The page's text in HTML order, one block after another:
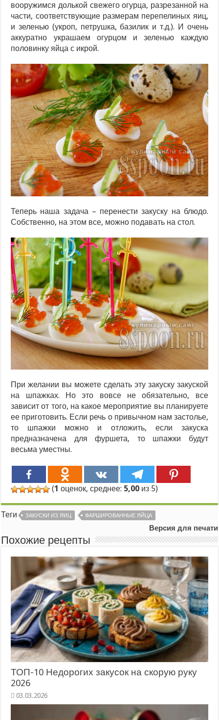
вооружимся долькой свежего огурца, разрезанной на
части, соответствующие размерам перепелиных яиц,
и зеленью (укроп, петрушка, базилик и т.д.). И очень
аккуратно украшаем огурцом и зеленью каждую
половинку яйца с икрой.
Теперь наша задача – перенести закуску на блюдо.
Собственно, на этом все, можно подавать на стол.
При желании вы можете сделать эту закуску закуской
на шпажках. Но это вовсе не обязательно, все
зависит от того, на какое мероприятие вы планируете
ее приготовить. Если речь о привычном нам застолье,
то шпажки можно и отложить, если закуска
предназначена для фуршета, то шпажки будут
весьма уместны.
(1 оценок, среднее: 5,00 из 5)
Теги ЗАКУСКИ ИЗ ЯИЦ ФАРШИРОВАННЫЕ ЯЙЦА
Версия для печати
Похожие рецепты
ТОП-10 Недорогих закусок на скорую руку
2026